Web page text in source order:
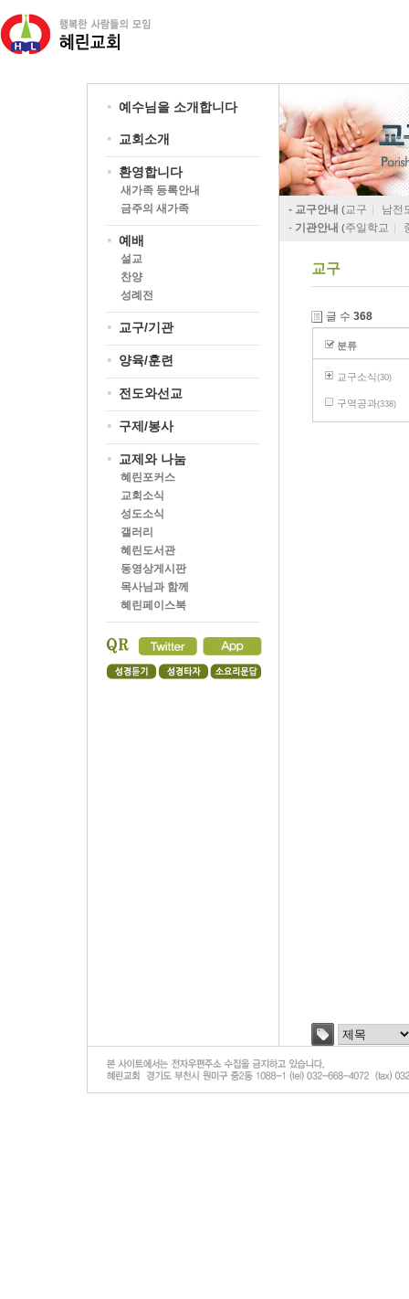
예수님을 소개합니다
교회소개
환영합니다
새가족 등록안내
금주의 새가족
예배
설교
찬양
성례전
교구/기관
양육/훈련
전도와선교
구제/봉사
교제와 나눔
혜린포커스
교회소식
성도소식
갤러리
혜린도서관
동영상게시판
목사님과 함께
혜린페이스북
- 교구안내 (교구 |
남전
- 기관안내 (주일학교 |
교구
글 수 368
분류
교구소식(30)
구역공과(338)